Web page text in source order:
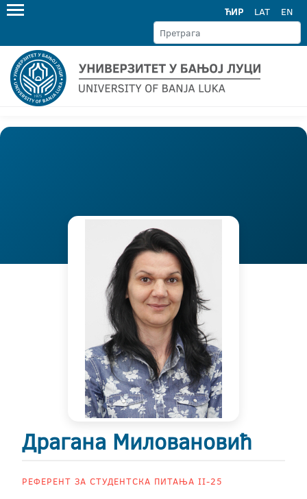
ЋИР LAT EN
Драгана Миловановић
РЕФЕРЕНТ ЗА СТУДЕНТСКА ПИТАЊА II-25